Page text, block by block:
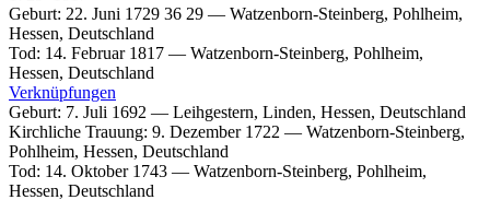
Geburt: 22. Juni 1729 36 29 — Watzenborn-Steinberg, Pohlheim,
Hessen, Deutschland
Tod: 14. Februar 1817 — Watzenborn-Steinberg, Pohlheim,
Hessen, Deutschland
Verknüpfungen
Geburt: 7. Juli 1692 — Leihgestern, Linden, Hessen, Deutschland
Kirchliche Trauung: 9. Dezember 1722 — Watzenborn-Steinberg,
Pohlheim, Hessen, Deutschland
Tod: 14. Oktober 1743 — Watzenborn-Steinberg, Pohlheim,
Hessen, Deutschland